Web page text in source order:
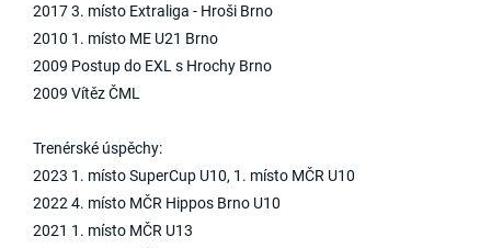
2017 3. místo Extraliga - Hroši Brno
2010 1. místo ME U21 Brno
2009 Postup do EXL s Hrochy Brno
2009 Vítěz ČML
Trenérské úspěchy:
2023 1. místo SuperCup U10, 1. místo MČR U10
2022 4. místo MČR Hippos Brno U10
2021 1. místo MČR U13